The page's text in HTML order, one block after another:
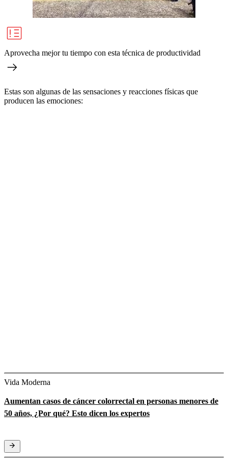
Aprovecha mejor tu tiempo con esta técnica de productividad
Estas son algunas de las sensaciones y reacciones físicas que
producen las emociones:
Vida Moderna
Aumentan casos de cáncer colorrectal en personas menores de
50 años, ¿Por qué? Esto dicen los expertos